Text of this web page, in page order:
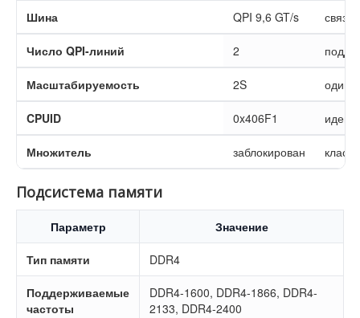
Шина QPI 9,6 GT/s связь
Число QPI-линий 2
Масштабируемость 2S один
CPUID 0x406F1
Множитель заблокирован
Подсистема памяти
Параметр Значение
Тип памяти DDR4
Поддерживаемые
частоты
DDR4-1600, DDR4-1866, DDR4-
2133, DDR4-2400